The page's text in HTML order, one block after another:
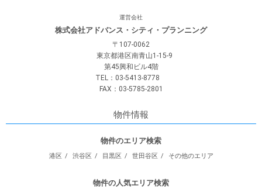
運営会社
株式会社アドバンス・シティ・プランニング
〒107-0062
東京都港区南青山1-15-9
第45興和ビル4階
TEL：03-5413-8778
FAX：03-5785-2801
物件情報
物件のエリア検索
港区 渋谷区 目黒区 世田谷区 その他のエリア
物件の人気エリア検索